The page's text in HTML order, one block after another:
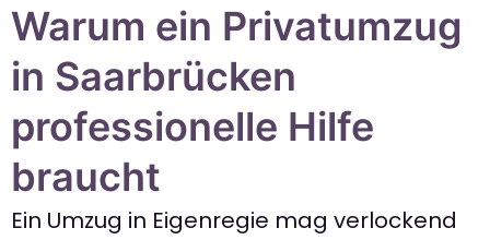
Warum ein Privatumzug
in Saarbrücken
professionelle Hilfe
braucht
Ein Umzug in Eigenregie mag verlockend